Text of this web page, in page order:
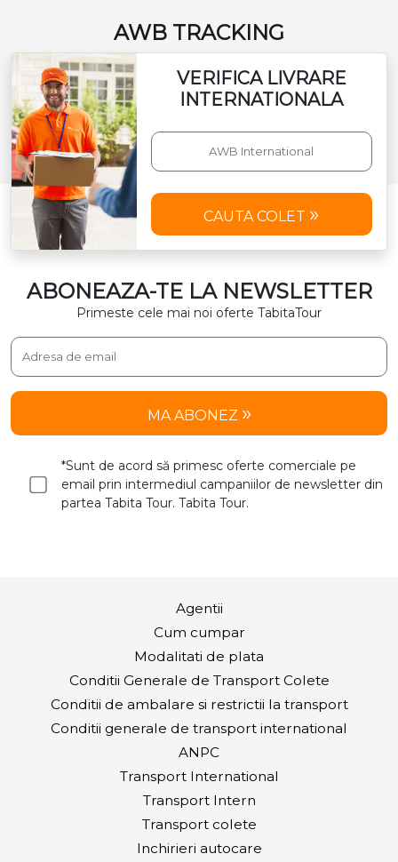
AWB TRACKING
VERIFICA LIVRARE
INTERNATIONALA
CAUTA COLET
ABONEAZA-TE LA NEWSLETTER
Primeste cele mai noi oferte TabitaTour
MA ABONEZ
*Sunt de acord să primesc oferte comerciale pe
email prin intermediul campaniilor de newsletter din
partea Tabita Tour. Tabita Tour.
Agentii
Cum cumpar
Modalitati de plata
Conditii Generale de Transport Colete
Conditii de ambalare si restrictii la transport
Conditii generale de transport international
ANPC
Transport International
Transport Intern
Transport colete
Inchirieri autocare